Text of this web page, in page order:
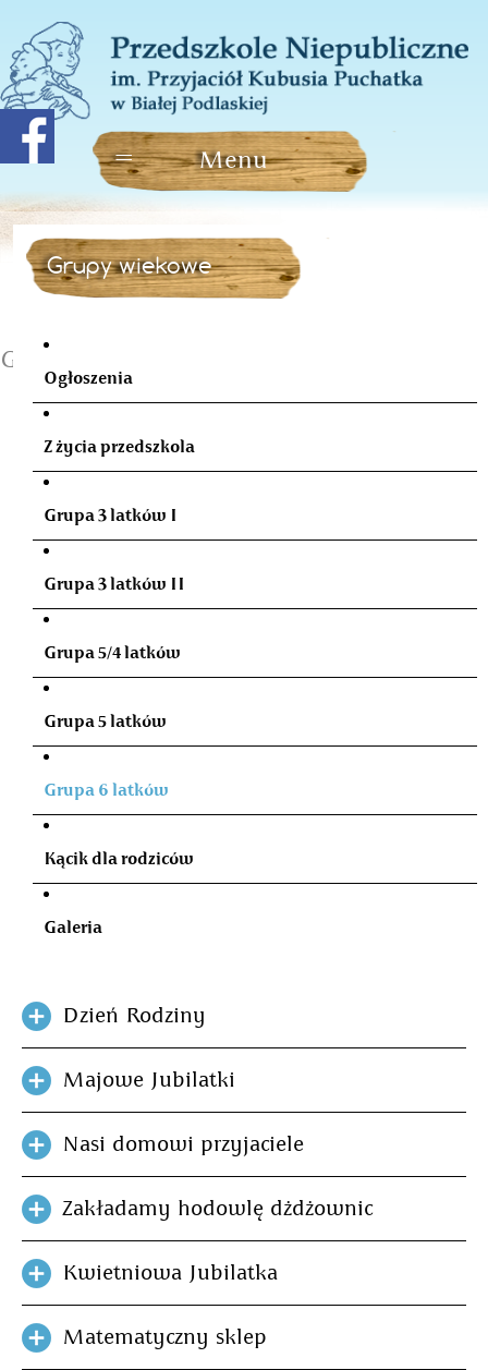
Grupy wiekowe
Grupa 6 latków
Ogłoszenia
Z życia przedszkola
Grupa 3 latków I
Grupa 3 latków II
Grupa 5/4 latków
Grupa 5 latków
Grupa 6 latków
Kącik dla rodziców
Galeria
Dzień Rodziny
Majowe Jubilatki
Nasi domowi przyjaciele
Zakładamy hodowlę dżdżownic
Kwietniowa Jubilatka
Matematyczny sklep